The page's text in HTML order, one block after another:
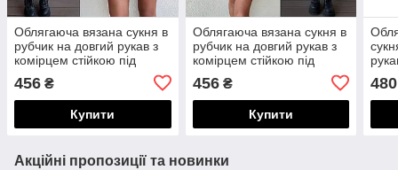
Облягаюча вязана сукня в
рубчик на довгий рукав з
комірцем стійкою під
456 ₴
Купити
Облягаюча вязана сукня в
рубчик на довгий рукав з
комірцем стійкою під
456₴
Купити
480
Акційні пропозиції та новинки